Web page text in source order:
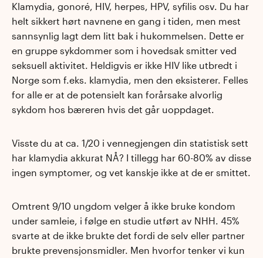
Klamydia, gonoré, HIV, herpes, HPV, syfilis osv. Du har
helt sikkert hørt navnene en gang i tiden, men mest
sannsynlig lagt dem litt bak i hukommelsen. Dette er
en gruppe sykdommer som i hovedsak smitter ved
seksuell aktivitet. Heldigvis er ikke HIV like utbredt i
Norge som f.eks. klamydia, men den eksisterer. Felles
for alle er at de potensielt kan forårsake alvorlig
sykdom hos bæreren hvis det går uoppdaget.
Visste du at ca. 1/20 i vennegjengen din statistisk sett
har klamydia akkurat NÅ? I tillegg har 60-80% av disse
ingen symptomer, og vet kanskje ikke at de er smittet.
Omtrent 9/10 ungdom velger å ikke bruke kondom
under samleie, i følge en studie utført av NHH. 45%
svarte at de ikke brukte det fordi de selv eller partner
brukte prevensjonsmidler. Men hvorfor tenker vi kun